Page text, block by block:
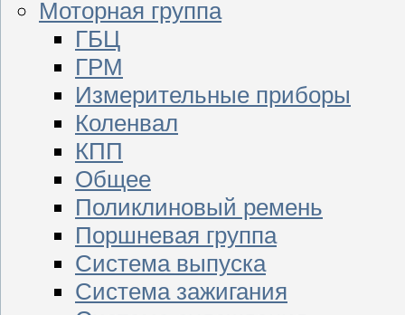
Моторная группа
ГБЦ
ГРМ
Измерительные приборы
Коленвал
КПП
Общее
Поликлиновый ремень
Поршневая группа
Система выпуска
Система зажигания